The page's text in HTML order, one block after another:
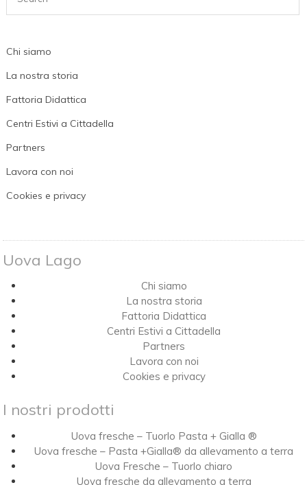
Chi siamo
La nostra storia
Fattoria Didattica
Centri Estivi a Cittadella
Partners
Lavora con noi
Cookies e privacy
Uova Lago
Chi siamo
La nostra storia
Fattoria Didattica
Centri Estivi a Cittadella
Partners
Lavora con noi
Cookies e privacy
I nostri prodotti
Uova fresche – Tuorlo Pasta + Gialla ®
Uova fresche – Pasta +Gialla® da allevamento a terra
Uova Fresche – Tuorlo chiaro
Uova fresche da allevamento a terra